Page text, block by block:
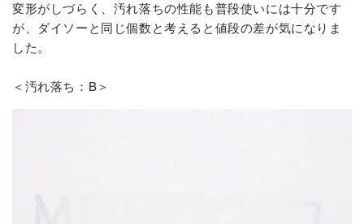
変形がしづらく、汚れ落ちの性能も普段使いには十分です
が、ダイソーと同じ個数と考えると値段の差が気になりま
した。
＜汚れ落ち：B＞